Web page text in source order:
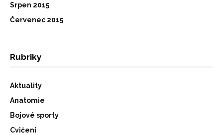
Srpen 2015
Červenec 2015
Rubriky
Aktuality
Anatomie
Bojové sporty
Cvičení